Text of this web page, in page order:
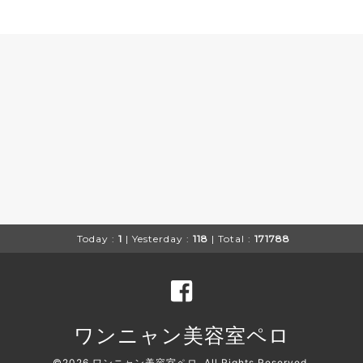
Today : 1 | Yesterday : 118 | Total : 171788
ワンニャン美容室ペロ